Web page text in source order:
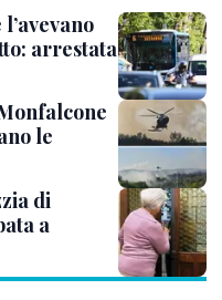
arrestata
le
di
a